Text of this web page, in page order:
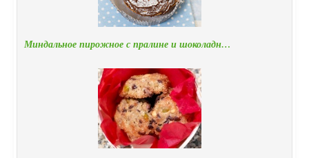
Миндальное пирожное с пралине и шоколадн…